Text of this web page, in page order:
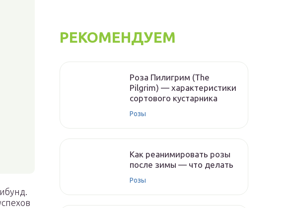
РЕКОМЕНДУЕМ
Роза Пилигрим (The
Pilgrim) — характеристики
сортового кустарника
Розы
Как реанимировать розы
после зимы — что делать
Розы